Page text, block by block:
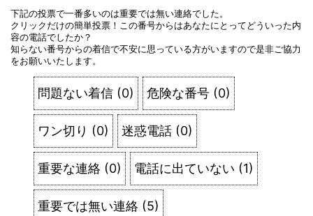
下記の投票で一番多いのは重要では無い連絡でした。
クリックだけの簡単投票！この番号からはあなたにとってどういった内
容の電話でしたか？
知らない番号からの着信で不安に思っている方がいますので是非ご協力
をお願いいたします。
問題ない着信 (0) 危険な番号 (0)
ワン切り (0) 迷惑電話 (0)
重要な連絡 (0) 電話に出ていない (1)
重要では無い連絡 (5)